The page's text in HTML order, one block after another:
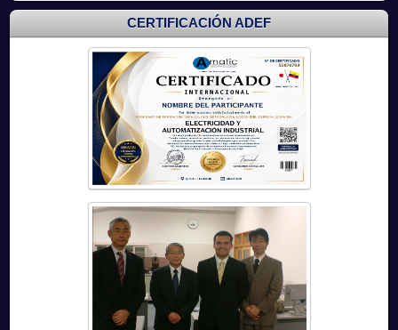
CERTIFICACIÓN ADEF